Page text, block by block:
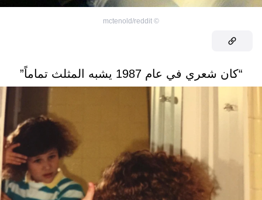
©
mctenold/reddit
“كان شعري في عام 1987 يشبه المثلث تماماً”